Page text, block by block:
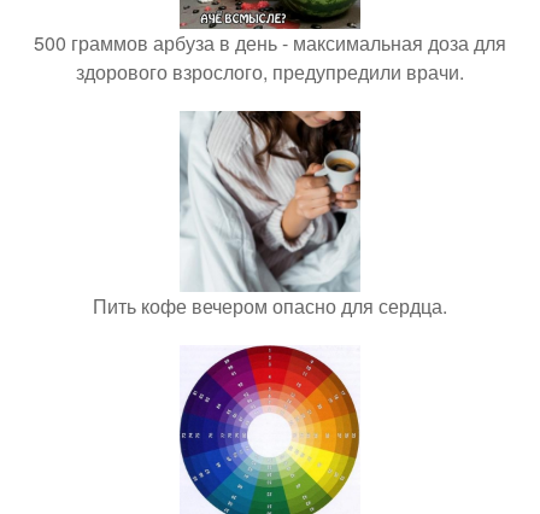
500 граммов арбуза в день - максимальная доза для
здорового взрослого, предупредили врачи.
Пить кофе вечером опасно для сердца.